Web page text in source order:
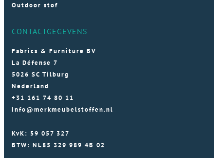
Outdoor stof
CONTACTGEGEVENS
Fabrics & Furniture BV
La Défense 7
5026 SC Tilburg
Nederland
+31 161 74 80 11
info@merkmeubelstoffen.nl
KvK: 59 057 327
BTW: NL85 329 989 4B 02